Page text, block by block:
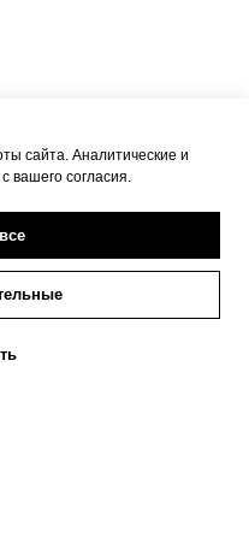
сайта. Аналитические и
вашего согласия.